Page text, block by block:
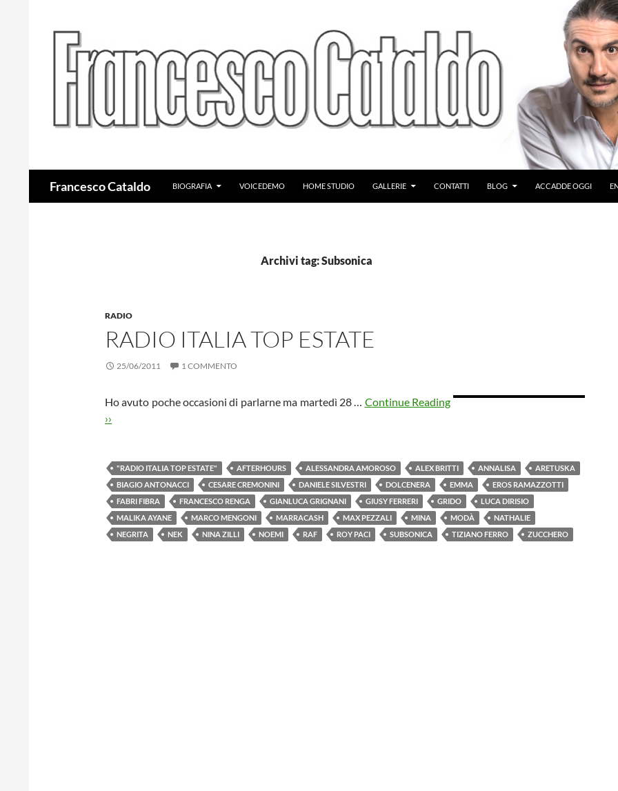
Francesco Cataldo
BIOGRAFIA
VOICEDEMO HOME STUDIO GALLERIE CONTATTI BLOG ACCADDE OGGI
Archivi tag: Subsonica
RADIO
RADIO ITALIA TOP ESTATE
25/06/2011 1 COMMENTO
Ho avuto poche occasioni di parlarne ma martedì 28 … Continue Reading
››
"RADIO ITALIA TOP ESTATE" AFTERHOURS ALESSANDRA AMOROSO ALEX BRITTI ANNALISA
ARETUSKA
BIAGIO ANTONACCI
CESARE CREMONINI DANIELE SILVESTRI DOLCENERA EMMA
EROS RAMAZZOTTI
FABRI FIBRA
FRANCESCO RENGA GIANLUCA GRIGNANI GIUSY FERRERI GRIDO
LUCA DIRISIO
MALIKA AYANE
MARCO MENGONI MARRACASH MAX PEZZALI MINA MODÀ
NATHALIE
NEGRITA
NEK NINA ZILLI NOEMI RAF ROY PACI SUBSONICA TIZIANO FERRO ZUCCHERO